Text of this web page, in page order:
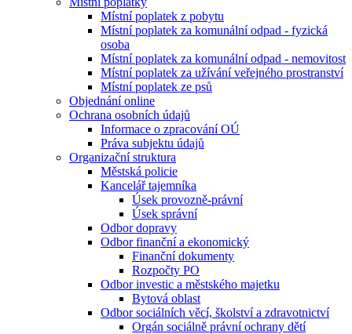
Místní poplatek z pobytu
Místní poplatek za komunální odpad - fyzická
osoba
Místní poplatek za komunální odpad - nemovitost
Místní poplatek za užívání veřejného prostranství
Místní poplatek ze psů
Objednání online
Ochrana osobních údajů
Informace o zpracování OÚ
Práva subjektu údajů
Organizační struktura
Městská policie
Kancelář tajemníka
Úsek provozně-právní
Úsek správní
Odbor dopravy
Odbor finanční a ekonomický
Finanční dokumenty
Rozpočty PO
Odbor investic a městského majetku
Bytová oblast
Odbor sociálních věcí, školství a zdravotnictví
Orgán sociálně právní ochrany dětí